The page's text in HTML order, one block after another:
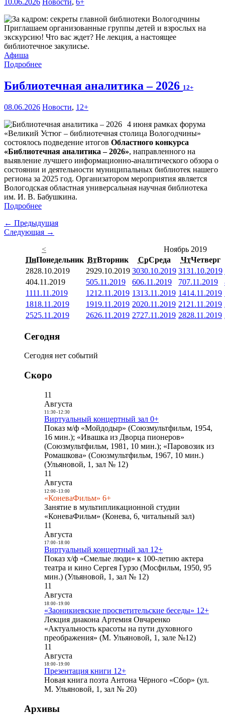
10.06.2026 Новости, 6+
Приглашаем организованные группы детей и взрослых на
экскурсию! Что вас ждет? Не лекция, а настоящее
библиотечное закулисье.
Афиша
Подробнее
Библиотечная аналитика – 2026 12+
08.06.2026 Новости, 12+
4 июня рамках форума
«Великий Устюг – библиотечная столица Вологодчины»
состоялось подведение итогов Областного конкурса
«Библиотечная аналитика – 2026», направленного на
выявление лучшего информационно-аналитического обзора о
состоянии и деятельности муниципальных библиотек нашего
региона за 2025 год. Организатором мероприятия является
Вологодская областная универсальная научная библиотека
им. И. В. Бабушкина.
Подробнее
← Предыдущая
Следующая →
<
Ноябрь 2019
ПнПонедельник ВтВторник СрСреда ЧтЧетверг
2828.10.2019 2929.10.2019 3030.10.2019 3131.10.2019
404.11.2019 505.11.2019 606.11.2019 707.11.2019
1111.11.2019 1212.11.2019 1313.11.2019 1414.11.2019
1818.11.2019 1919.11.2019 2020.11.2019 21 21.11.2019
2525.11.2019 2626.11.2019 2727.11.2019 2828.11.2019
Сегодня
Сегодня нет событий
Скоро
11
Августа
11:30- 12:30
Виртуальный концертный зал 0+
Показ м/ф «Мойдодыр» (Союзмультфильм, 1954,
16 мин.); «Ивашка из Дворца пионеров»
(Союзмультфильм, 1981, 10 мин.); «Паровозик из
Ромашкова» (Союзмультфильм, 1967, 10 мин.)
(Ульяновой, 1, зал № 12)
11
Августа
12:00- 13:00
«КоневаФильм» 6+
Занятие в мультипликационной студии
«КоневаФильм» (Конева, 6, читальный зал)
11
Августа
17:00- 18:00
Виртуальный концертный зал 12+
Показ х/ф «Смелые люди» к 100-летию актера
театра и кино Сергея Гурзо (Мосфильм, 1950, 95
мин.) (Ульяновой, 1, зал № 12)
11
Августа
18:00- 19:00
«Заоникиевские просветительские беседы» 12+
Лекция диакона Артемия Овчаренко
«Актуальность красоты на пути духовного
преображения» (М. Ульяновой, 1, зале №12)
11
Августа
18:00- 19:00
Презентация книги 12+
Новая книга поэта Антона Чёрного «Сбор» (ул.
М. Ульяновой, 1, зал № 20)
Архивы